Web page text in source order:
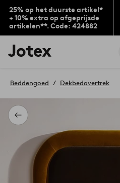
25% op het duurste artikel*
+ 10% extra op afgeprijsde
artikelen**. Code: 424882
Jotex
logo
to
home
page
Terug
Beddengoed Dekbedovertrek